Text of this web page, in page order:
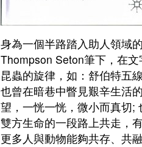
身為一個半路踏入助人領域
Thompson Seton筆下，在
昆蟲的旋律，如：舒伯特五
也曾在暗巷中瞥見艱辛生活
望，一恍一恍，微小而真切;
雙方生命的一段路上共走，
更多人與動物能夠共存、共